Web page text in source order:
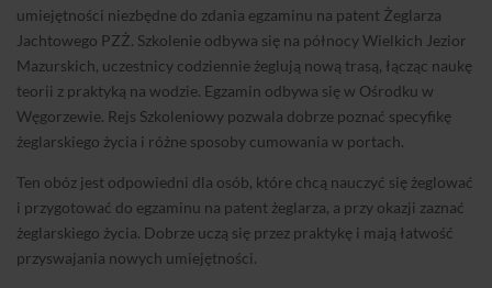
umiejętności niezbędne do zdania egzaminu na patent Żeglarza
Jachtowego PZŻ. Szkolenie odbywa się na północy Wielkich Jezior
Mazurskich, uczestnicy codziennie żeglują nową trasą, łącząc naukę
teorii z praktyką na wodzie. Egzamin odbywa się w Ośrodku w
Węgorzewie. Rejs Szkoleniowy pozwala dobrze poznać specyfikę
żeglarskiego życia i różne sposoby cumowania w portach.
Ten obóz jest odpowiedni dla osób, które chcą nauczyć się żeglować
i przygotować do egzaminu na patent żeglarza, a przy okazji zaznać
żeglarskiego życia. Dobrze uczą się przez praktykę i mają łatwość
przyswajania nowych umiejętności.